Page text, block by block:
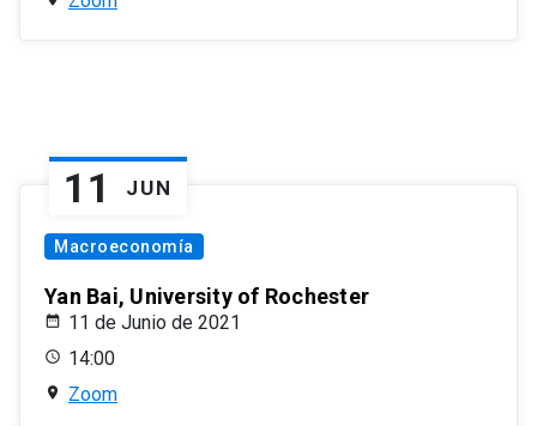
11 JUN
Macroeconomía
Yan Bai, University of Rochester
11 de Junio de 2021
14:00
Zoom